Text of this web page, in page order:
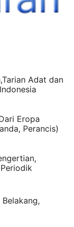
Adat dan
Eropa
Perancis)